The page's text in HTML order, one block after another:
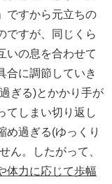
ですから元立ちの
ですが、同じくら
いの息を合わせて
合に調節していき
ぎる)とかかり手が
てしまい切り返し
め過ぎる(ゆっくり
ん。したがって、
体力に応じて歩幅